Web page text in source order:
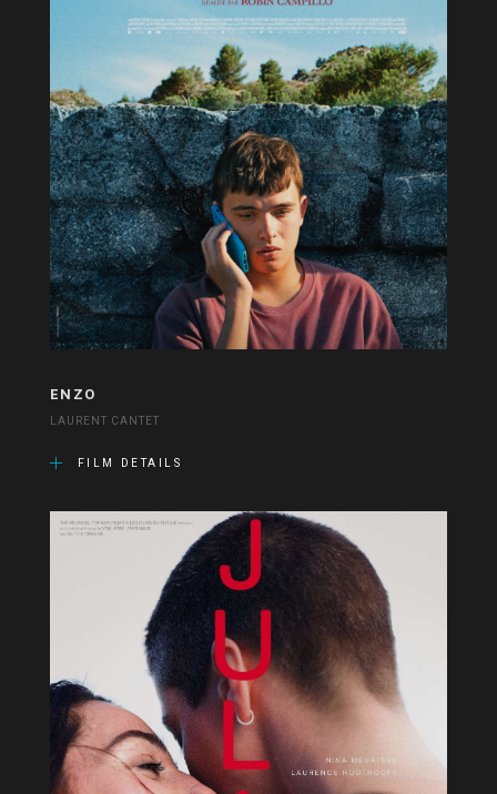
ENZO
LAURENT CANTET
FILM DETAILS